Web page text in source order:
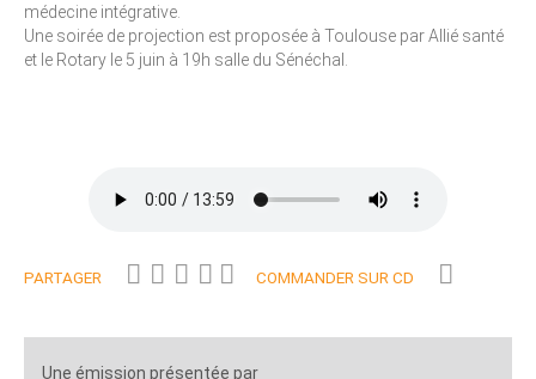
médecine intégrative.
Une soirée de projection est proposée à Toulouse par Allié santé
et le Rotary le 5 juin à 19h salle du Sénéchal.
PARTAGER COMMANDER SUR CD
Une émission présentée par